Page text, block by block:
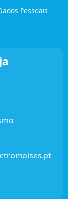
Pessoais